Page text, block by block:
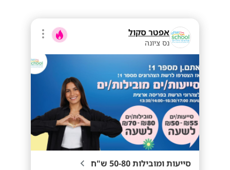
אפטר סקול
נס ציונה
סייעות ומובילות 50-80 ש"ח